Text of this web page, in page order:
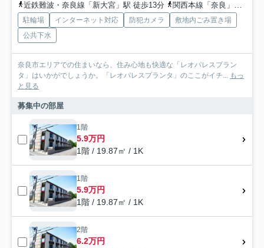
近鉄難波・奈良線「新大宮」駅 徒歩13分
関西本線「奈良」駅 徒歩20分
駐輪場 インターネット対応 防犯カメラ
敷地内ごみ置き場
公共下水
奈良市エリアでの住まいなら、住み心地も快適な「レオパレスプラン
タ」はいかがでしょうか。「レオパレスプランタ」のここがイチ... もっ
と見る
募集中の部屋
1階
5.9万円
1階 / 19.87㎡ / 1K
1階
5.9万円
1階 / 19.87㎡ / 1K
2階
6.2万円